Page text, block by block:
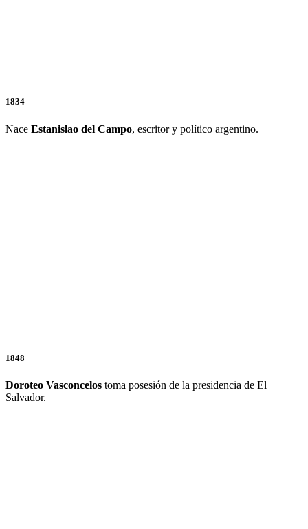
1834
Nace Estanislao del Campo, escritor y político argentino.
1848
Doroteo Vasconcelos toma posesión de la presidencia de El
Salvador.